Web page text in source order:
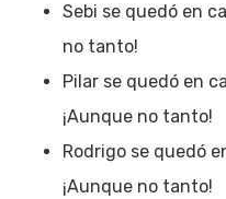
Sebi se quedó en
no tanto!
Pilar se quedó en
¡Aunque no tanto!
Rodrigo se quedó
¡Aunque no tanto!